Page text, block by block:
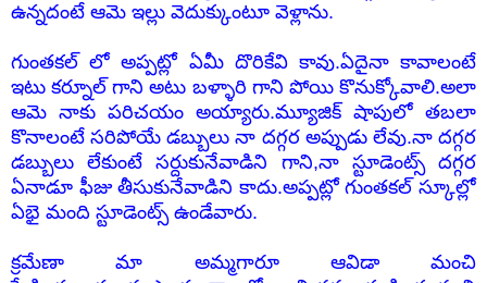
ఉన్నదంటే ఆమె ఇల్లు వెదుక్కుంటూ వెళ్లాను.
గుంతకల్ లో అప్పట్లో ఏమీ దొరికేవి కావు.ఏదైనా కావాలంటే
ఇటు కర్నూల్ గాని అటు బళ్ళారి గాని పోయి కొనుక్కోవాలి.అలా
ఆమె నాకు పరిచయం అయ్యారు.మ్యూజిక్ షాపులో తబలా
కొనాలంటే సరిపోయే డబ్బులు నా దగ్గర అప్పుడు లేవు.నా దగ్గర
డబ్బులు లేకుంటే సర్దుకునేవాడిని గాని,నా స్టూడెంట్స్ దగ్గర
ఏనాడూ ఫీజు తీసుకునేవాడిని కాదు.అప్పట్లో గుంతకల్ స్కూల్లో
ఏభై మంది స్టూడెంట్స్ ఉండేవారు.
క్రమేణా మా అమ్మగారూ ఆవిడా మంచి